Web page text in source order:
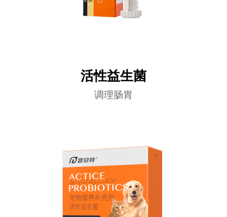
活性益生菌
调理肠胃